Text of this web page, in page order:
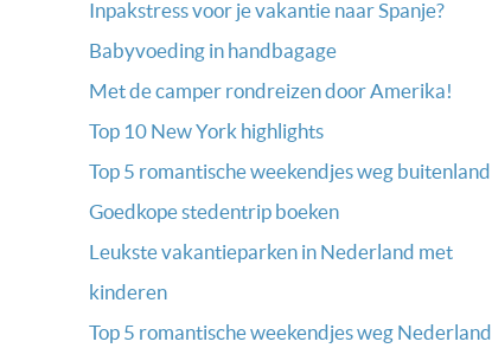
Inpakstress voor je vakantie naar Spanje?
Babyvoeding in handbagage
Met de camper rondreizen door Amerika!
Top 10 New York highlights
Top 5 romantische weekendjes weg buitenland
Goedkope stedentrip boeken
Leukste vakantieparken in Nederland met
kinderen
Top 5 romantische weekendjes weg Nederland